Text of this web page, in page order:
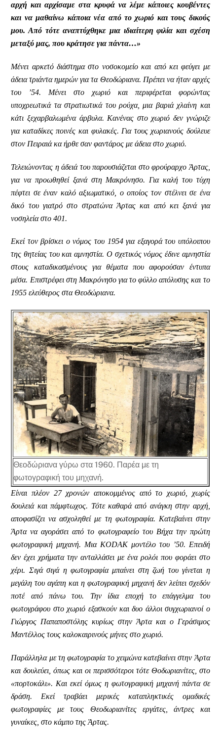
αρχή και αρχίσαμε στα κρυφά να λέμε κάποιες κουβέντες
και να μαθαίνω κάποια νέα από το χωριό και τους δικούς
μου. Από τότε αναπτύχθηκε μια ιδιαίτερη φιλία και σχέση
μεταξύ μας, που κράτησε για πάντα…»
Μένει αρκετό διάστημα στο νοσοκομείο και από κει φεύγει με
άδεια τριάντα ημερών για τα Θεοδώριανα. Πρέπει να ήταν αρχές
του ’54. Μένει στο χωριό και περιφέρεται φορώντας
υποχρεωτικά τα στρατιωτικά του ρούχα, μια βαριά χλαίνη και
κάτι ξεχαρβαλωμένα άρβυλα. Κανένας στο χωριό δεν γνώριζε
για καταδίκες ποινές και φυλακές. Για τους χωριανούς δούλευε
στον Πειραιά κα ήρθε σαν φαντάρος με άδεια στο χωριό.
Τελειώνοντας η άδειά του παρουσιάζεται στο φρούραρχο Άρτας,
για να προωθηθεί ξανά στη Μακρόνησο. Για καλή του τύχη
πέφτει σε έναν καλό αξιωματικό, ο οποίος τον στέλνει σε ένα
δικό του γιατρό στο στρατώνα Άρτας και από κει ξανά για
νοσηλεία στο 401.
Εκεί τον βρίσκει ο νόμος του 1954 για εξαγορά του υπόλοιπου
της θητείας του και αμνηστία. Ο σχετικός νόμος έδινε αμνηστία
στους καταδικασμένους για θέματα που αφορούσαν έντυπα
μέσα. Επιστρέφει στη Μακρόνησο για το φύλλο απόλυσης και το
1955 ελεύθερος στα Θεοδώριανα.
Θεοδώριανα γύρω στα 1960. Παρέα με τη
φωτογραφική του μηχανή.
Είναι πλέον 27 χρονών αποκομμένος από το χωριό, χωρίς
δουλειά και πάμφτωχος. Τότε καθαρά από ανάγκη στην αρχή,
αποφασίζει να ασχοληθεί με τη φωτογραφία. Κατεβαίνει στην
Άρτα να αγοράσει από το φωτογραφείο του Βήχα την πρώτη
φωτογραφική μηχανή. Μια KODAK μοντέλο του ’50. Επειδή
δεν έχει χρήματα την ανταλλάσει με ένα ρολόι που φοράει στο
χέρι. Σιγά σιγά η φωτογραφία μπαίνει στη ζωή του γίνεται η
μεγάλη του αγάπη και η φωτογραφική μηχανή δεν λείπει σχεδόν
ποτέ από πάνω του. Την ίδια εποχή το επάγγελμα του
φωτογράφου στο χωριό εξασκούν και δυο άλλοι συγχωριανοί ο
Γιώργος Παπαποστόλης κυρίως στην Άρτα και ο Γεράσιμος
Μαντέλλος τους καλοκαιρινούς μήνες στο χωριό.
Παράλληλα με τη φωτογραφία το χειμώνα κατεβαίνει στην Άρτα
και δουλεύει, όπως και οι περισσότεροι τότε Θοδωριανίτες, στο
«πορτοκάλι». Και εκεί όμως η φωτογραφική μηχανή πάντα σε
δράση. Εκεί τραβάει μερικές καταπληκτικές ομαδικές
φωτογραφίες με τους Θεοδωριανίτες εργάτες, άντρες και
γυναίκες, στο κάμπο της Άρτας.